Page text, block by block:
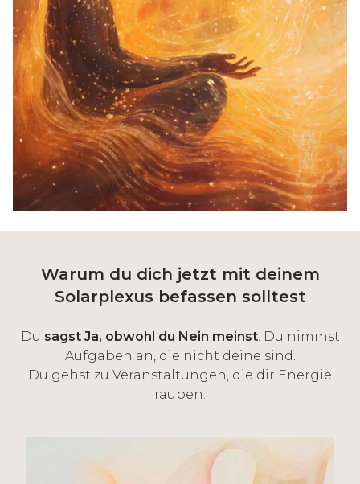
Warum du dich jetzt mit deinem
Solarplexus befassen solltest
Du sagst Ja, obwohl du Nein meinst. Du nimmst
Aufgaben an, die nicht deine sind.
Du gehst zu Veranstaltungen, die dir Energie
rauben.